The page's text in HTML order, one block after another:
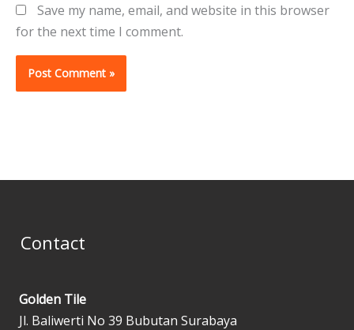
Save my name, email, and website in this browser
for the next time I comment.
Contact
Golden Tile
Jl. Baliwerti No 39 Bubutan Surabaya